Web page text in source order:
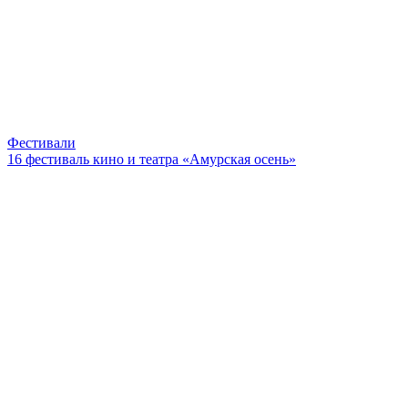
Фестивали
16 фестиваль кино и театра «Амурская осень»